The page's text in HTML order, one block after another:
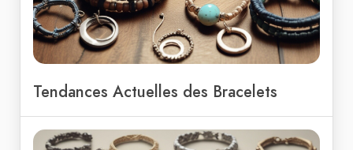
Tendances Actuelles des Bracelets